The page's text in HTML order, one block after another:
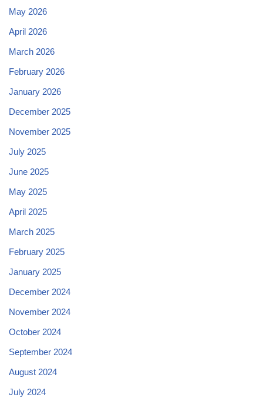
May 2026
April 2026
March 2026
February 2026
January 2026
December 2025
November 2025
July 2025
June 2025
May 2025
April 2025
March 2025
February 2025
January 2025
December 2024
November 2024
October 2024
September 2024
August 2024
July 2024